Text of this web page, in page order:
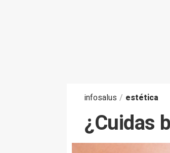
infosalus / estética
¿Cuidas